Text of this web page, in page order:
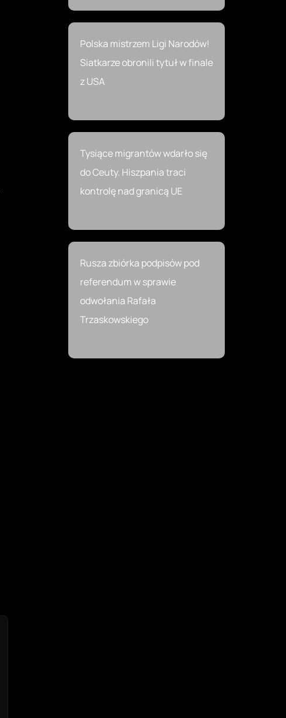
Polska mistrzem Ligi Narodów!
Siatkarze obronili tytuł w finale
z USA
Tysiące migrantów wdarło się
do Ceuty. Hiszpania traci
kontrolę nad granicą UE
Rusza zbiórka podpisów pod
referendum w sprawie
odwołania Rafała
Trzaskowskiego